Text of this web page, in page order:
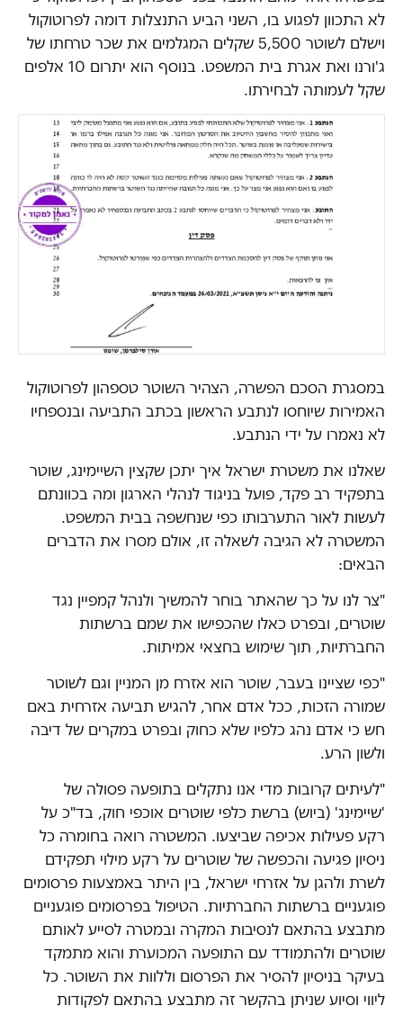
לא התכוון לפגוע בו, השני הביע התנצלות דומה לפרוטוקול
וישלם לשוטר 5,500 שקלים המגלמים את שכר טרחתו של
ג'ורנו ואת אגרת בית המשפט. בנוסף הוא יתרום 10 אלפים
שקל לעמותה לבחירתו.
במסגרת הסכם הפשרה, הצהיר השוטר טספהון לפרוטוקול
האמירות שיוחסו לנתבע הראשון בכתב התביעה ובנספחיו
לא נאמרו על ידי הנתבע.
שאלנו את משטרת ישראל איך יתכן שקצין השיימינג, שוטר
בתפקיד רב פקד, פועל בניגוד לנהלי הארגון ומה בכוונתם
לעשות לאור התערבותו כפי שנחשפה בבית המשפט.
המשטרה לא הגיבה לשאלה זו, אולם מסרו את הדברים
הבאים:
"צר לנו על כך שהאתר בוחר להמשיך ולנהל קמפיין נגד
שוטרים, ובפרט כאלו שהכפישו את שמם ברשתות
החברתיות, תוך שימוש בחצאי אמיתות.
"כפי שציינו בעבר, שוטר הוא אזרח מן המניין וגם לשוטר
שמורה הזכות, ככל אדם אחר, להגיש תביעה אזרחית באם
חש כי אדם נהג כלפיו שלא כחוק ובפרט במקרים של דיבה
ולשון הרע.
"לעיתים קרובות מדי אנו נתקלים בתופעה פסולה של
'שיימינג' (ביוש) ברשת כלפי שוטרים אוכפי חוק, בד"כ על
רקע פעילות אכיפה שביצעו. המשטרה רואה בחומרה כל
ניסיון פגיעה והכפשה של שוטרים על רקע מילוי תפקידם
לשרת ולהגן על אזרחי ישראל, בין היתר באמצעות פרסומים
פוגעניים ברשתות החברתיות. הטיפול בפרסומים פוגעניים
מתבצע בהתאם לנסיבות המקרה ובמטרה לסייע לאותם
שוטרים ולהתמודד עם התופעה המכוערת והוא מתמקד
בעיקר בניסיון להסיר את הפרסום וללוות את השוטר. כל
ליווי וסיוע שניתן בהקשר זה מתבצע בהתאם לפקודות